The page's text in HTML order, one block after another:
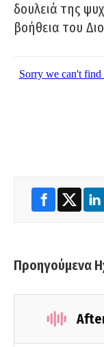
δουλειά της
βοήθεια του
Προηγούμενα